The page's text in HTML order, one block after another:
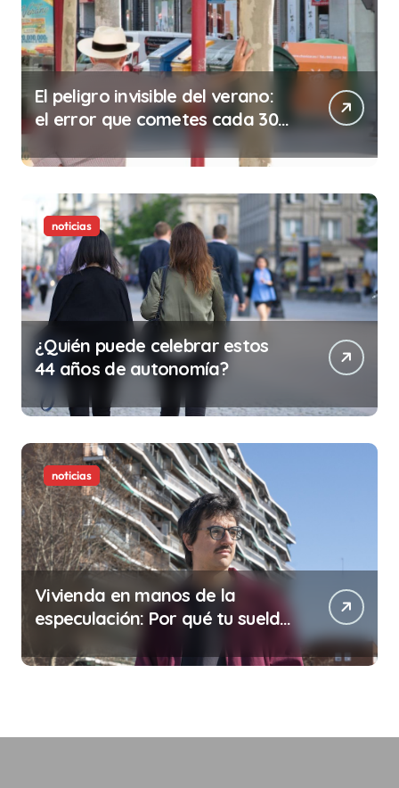
El peligro invisible del verano:
el error que cometes cada 30
minutos en tu trabajo (y la
ilegalidad que te puede costar
la vida)
noticias
¿Quién puede celebrar estos
44 años de autonomía?
noticias
Vivienda en manos de la
especulación: Por qué tu sueldo